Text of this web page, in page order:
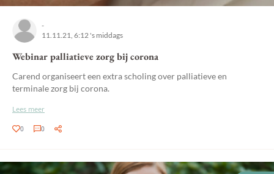
-
11.11.21, 6:12 's middags
Webinar palliatieve zorg bij corona
Carend organiseert een extra scholing over palliatieve en
terminale zorg bij corona.
Lees meer
0 0